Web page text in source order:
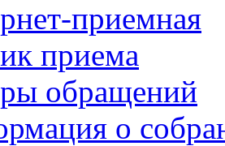
приемная
приема
обращений
о